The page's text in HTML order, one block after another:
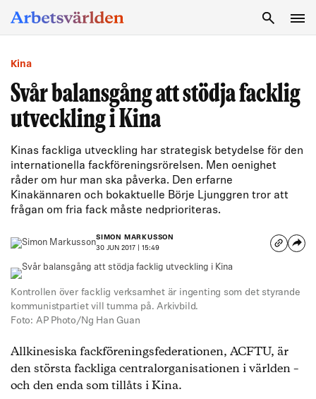
Kina
Svår balansgång att stödja facklig
utveckling i Kina
Kinas fackliga utveckling har strategisk betydelse för den
internationella fackföreningsrörelsen. Men oenighet
råder om hur man ska påverka. Den erfarne
Kinakännaren och bokaktuelle Börje Ljunggren tror att
frågan om fria fack måste nedprioriteras.
SIMON MARKUSSON
30 JUN 2017 | 15:49
Kontrollen över facklig verksamhet är ingenting som det styrande
kommunistpartiet vill tumma på. Arkivbild.
Foto: AP Photo/Ng Han Guan
Allkinesiska fackföreningsfederationen, ACFTU, är
den största fackliga centralorganisationen i världen –
och den enda som tillåts i Kina.